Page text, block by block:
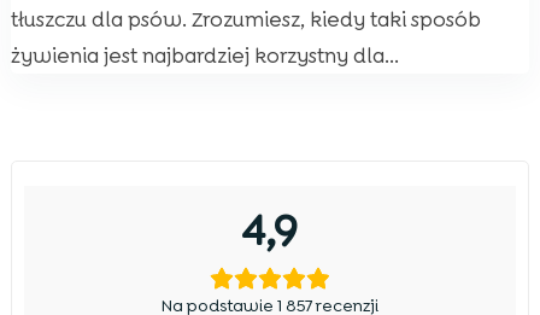
tłuszczu dla psów. Zrozumiesz, kiedy taki sposób
żywienia jest najbardziej korzystny dla...
4,9
Na podstawie 1 857 recenzji